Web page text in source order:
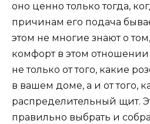
оно ценно только тогда,
причинам его подача
этом не многие знают о
комфорт в этом
не только от того, какие
в вашем доме, а и от того,
распределительный щит.
правильно выбрать и